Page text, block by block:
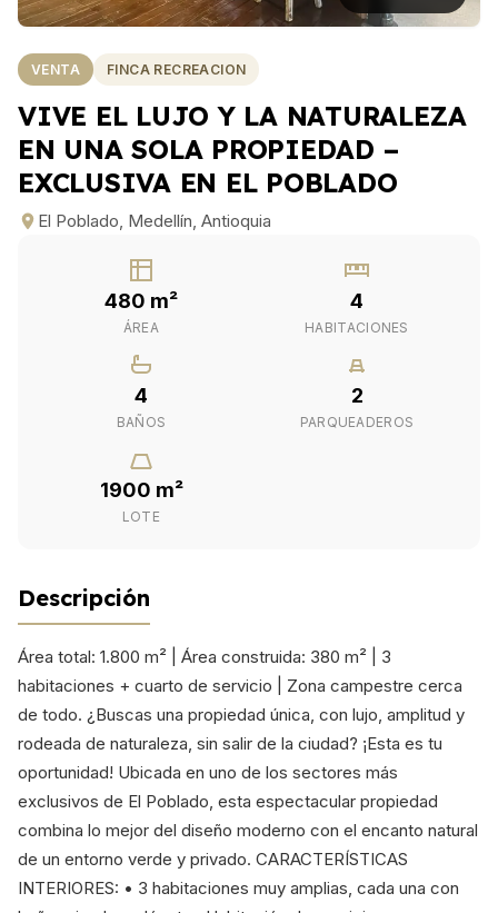
VENTA FINCA RECREACION
VIVE EL LUJO Y LA NATURALEZA
EN UNA SOLA PROPIEDAD –
EXCLUSIVA EN EL POBLADO
El Poblado, Medellín, Antioquia
480 m²
ÁREA
4
HABITACIONES
4
BAÑOS
2
PARQUEADEROS
1900 m²
LOTE
Descripción
Área total: 1.800 m² | Área construida: 380 m² | 3
habitaciones + cuarto de servicio | Zona campestre cerca
de todo. ¿Buscas una propiedad única, con lujo, amplitud y
rodeada de naturaleza, sin salir de la ciudad? ¡Esta es tu
oportunidad! Ubicada en uno de los sectores más
exclusivos de El Poblado, esta espectacular propiedad
combina lo mejor del diseño moderno con el encanto natural
de un entorno verde y privado. CARACTERÍSTICAS
INTERIORES: • 3 habitaciones muy amplias, cada una con